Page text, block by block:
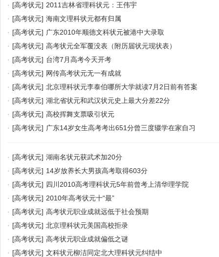
· [高考状元] 2011吉林省理科状元：王伟宇
· [高考状元] 海南文理科状元都有归属
· [高考状元] 广东2010年顺德文科状元被港中大录取
· [高考状元] 高考状元全军覆没表（附历届状元现状表）
· [高考状元] 台湾7月高考今天开考
· [高考状元] 网传高考状元无一有成就
· [高考状元] 北京理科状元李泰伯哪所大学就读7月2日前有答案
· [高考状元] 湖北省状元和武汉状元史上最大分差22分
· [高考状元] 高校挥舞支票吸引状元
· [高考状元] 广东14岁女生高考考出651分曾三度辍学在家自习
· [高考状元] 湖南名状元获武术加20分
· [高考状元] 14岁放养长大男孩高考取得603分
· [高考状元] 四川2010高考理科状元5年前曾考上清华理学院
· [高考状元] 2010年高考状元十“最”
· [高考状元] 高考状元职业成就远低于社会预期
· [高考状元] 北京理科状元美国高校拒录
· [高考状元] 高考状元职业成就偏低之谜
· [高考状元] 文科状元柳洁同定北大理科状元纠结中